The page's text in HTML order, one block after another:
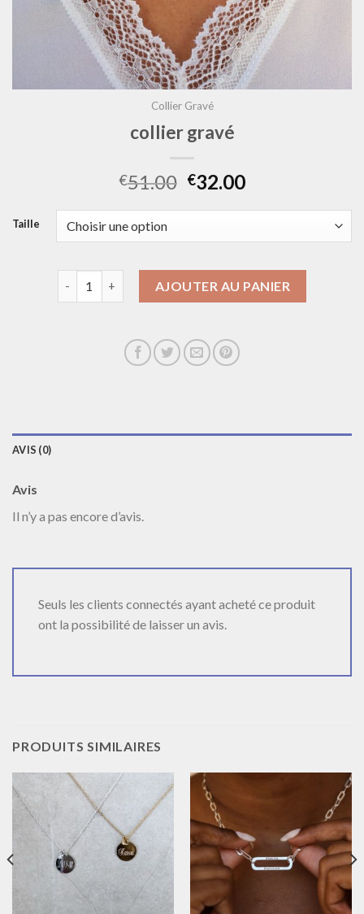
Collier Gravé
collier gravé
€51.00 €32.00
Taille
AJOUTER AU PANIER
AVIS (0)
Avis
Il n’y a pas encore d’avis.
Seuls les clients connectés ayant acheté ce produit
ont la possibilité de laisser un avis.
PRODUITS SIMILAIRES